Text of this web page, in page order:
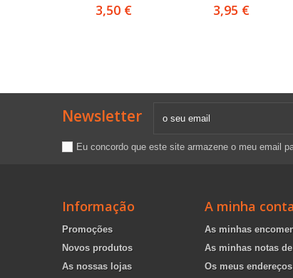
3,50 € 3,95 €
Newsletter
Eu concordo que este site armazene o meu email
Informação
Promoções
Novos produtos
As nossas lojas
A minha
As minhas
As minhas notas
Os meus endereços